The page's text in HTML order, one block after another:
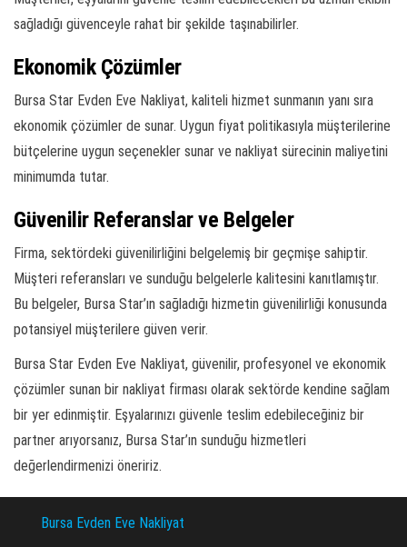
sağladığı güvenceyle rahat bir şekilde taşınabilirler.
Ekonomik Çözümler
Bursa Star Evden Eve Nakliyat, kaliteli hizmet sunmanın yanı sıra
ekonomik çözümler de sunar. Uygun fiyat politikasıyla müşterilerine
bütçelerine uygun seçenekler sunar ve nakliyat sürecinin maliyetini
minimumda tutar.
Güvenilir Referanslar ve Belgeler
Firma, sektördeki güvenilirliğini belgelemiş bir geçmişe sahiptir.
Müşteri referansları ve sunduğu belgelerle kalitesini kanıtlamıştır.
Bu belgeler, Bursa Star’ın sağladığı hizmetin güvenilirliği konusunda
potansiyel müşterilere güven verir.
Bursa Star Evden Eve Nakliyat, güvenilir, profesyonel ve ekonomik
çözümler sunan bir nakliyat firması olarak sektörde kendine sağlam
bir yer edinmiştir. Eşyalarınızı güvenle teslim edebileceğiniz bir
partner arıyorsanız, Bursa Star’ın sunduğu hizmetleri
değerlendirmenizi öneririz.
Bursa Evden Eve Nakliyat